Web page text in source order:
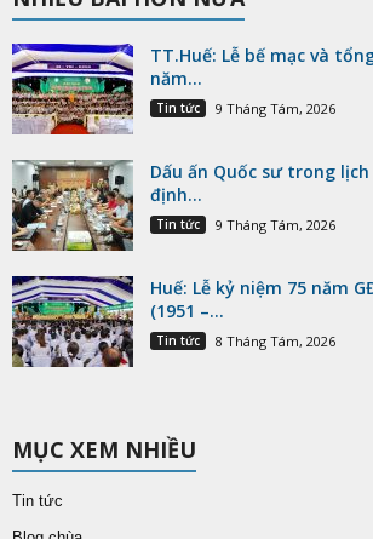
TT.Huế: Lễ bế mạc và
năm...
Tin tức 9 Tháng Tám, 2026
Dấu ấn Quốc sư trong
định...
Tin tức 9 Tháng Tám, 2026
Huế: Lễ kỷ niệm 75 năm
(1951 –...
Tin tức 8 Tháng Tám, 2026
MỤC XEM NHIỀU
Tin tức